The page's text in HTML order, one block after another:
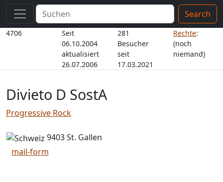
Search
4706
Seit
06.10.2004
aktualisiert
26.07.2006
281
Besucher
seit
17.03.2021
Rechte:
(noch
niemand)
Divieto D SostA
Progressive Rock
9403 St. Gallen
mail-form